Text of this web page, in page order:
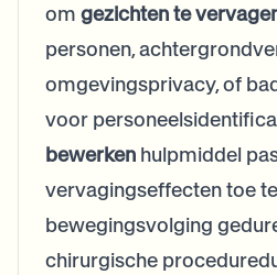
om gezichten te
personen,
omgevingsprivacy, of
voor
bewerken hulpmiddel
vervagingseffecten toe
bewegingsvolging
chirurgische